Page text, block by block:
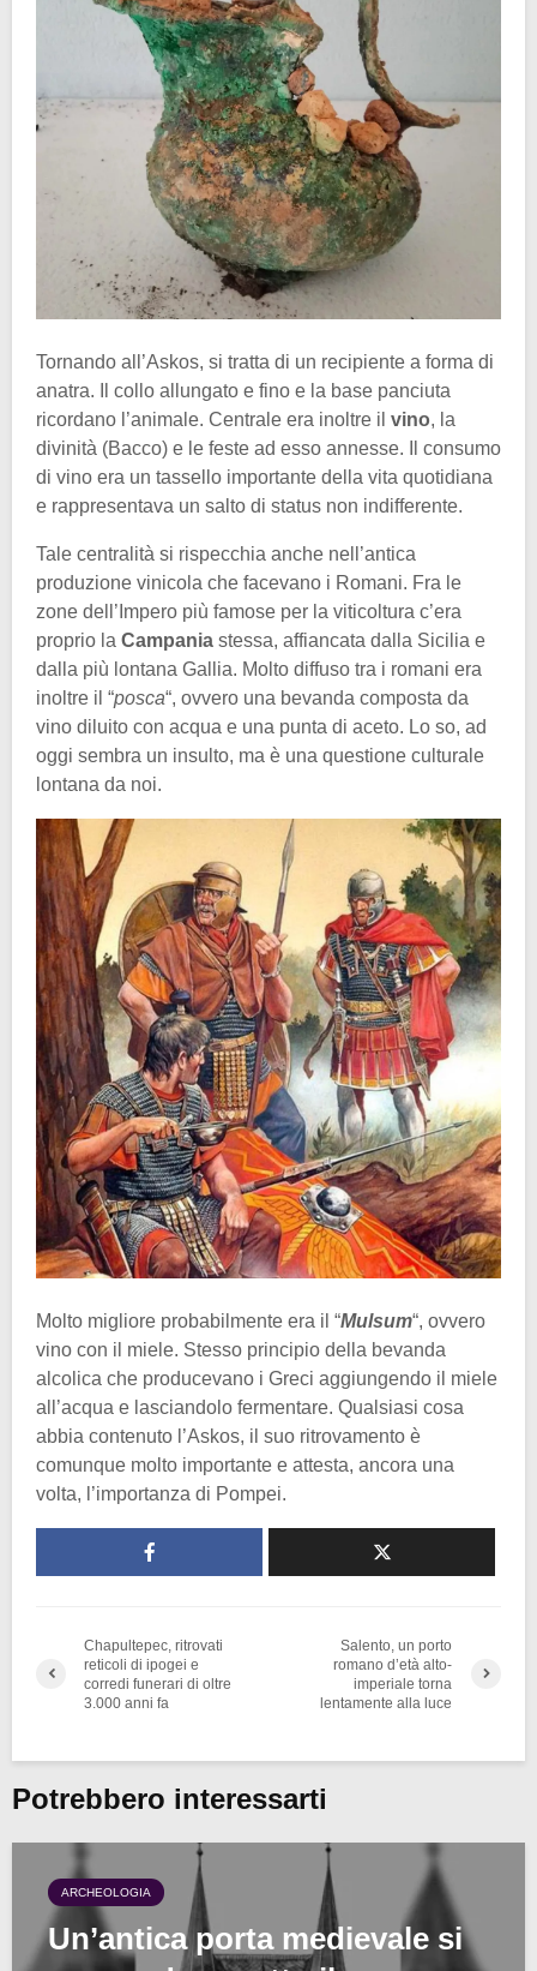
Tornando all’Askos, si tratta di un recipiente a forma di
anatra. Il collo allungato e fino e la base panciuta
ricordano l’animale. Centrale era inoltre il vino, la
divinità (Bacco) e le feste ad esso annesse. Il consumo
di vino era un tassello importante della vita quotidiana
e rappresentava un salto di status non indifferente.
Tale centralità si rispecchia anche nell’antica
produzione vinicola che facevano i Romani. Fra le
zone dell’Impero più famose per la viticoltura c’era
proprio la Campania stessa, affiancata dalla Sicilia e
dalla più lontana Gallia. Molto diffuso tra i romani era
inoltre il “posca“, ovvero una bevanda composta da
vino diluito con acqua e una punta di aceto. Lo so, ad
oggi sembra un insulto, ma è una questione culturale
lontana da noi.
Molto migliore probabilmente era il “Mulsum“, ovvero
vino con il miele. Stesso principio della bevanda
alcolica che producevano i Greci aggiungendo il miele
all’acqua e lasciandolo fermentare. Qualsiasi cosa
abbia contenuto l’Askos, il suo ritrovamento è
comunque molto importante e attesta, ancora una
volta, l’importanza di Pompei.
Chapultepec, ritrovati
reticoli di ipogei e
corredi funerari di oltre
3.000 anni fa
Salento, un porto
romano d’età alto-
imperiale torna
lentamente alla luce
Potrebbero interessarti
ARCHEOLOGIA
Un’antica porta medievale si